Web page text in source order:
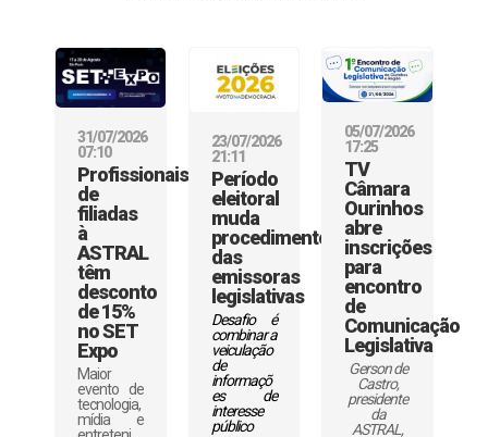
31/07/2026
07:10
Profissionais
de
filiadas
à
ASTRAL
têm
desconto
de 15%
no SET
Expo
Maior
evento de
tecnologia,
mídia e
23/07/2026
21:11
Período
eleitoral
muda
procedimentos
das
emissoras
legislativas
Desafio é
combinar a
veiculação
de
informaçõ
es de
interesse
público
05/07/2026
17:25
TV
Câmara
Ourinhos
abre
inscrições
para
encontro
de
Comunicação
Legislativa
Gerson de
Castro,
presidente
da
ASTRAL,